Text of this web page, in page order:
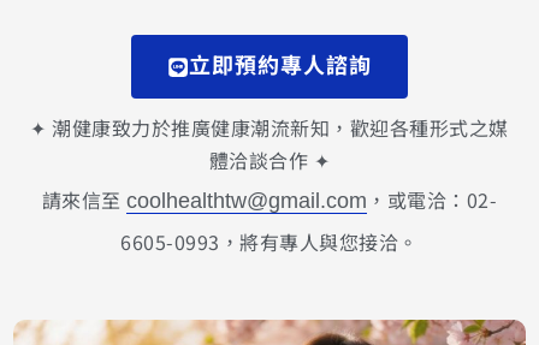
立即預約專人諮詢
✦ 潮健康致力於推廣健康潮流新知，歡迎各種形式之媒
體洽談合作 ✦
請來信至coolhealthtw@gmail.com ，或電洽：02-
6605-0993，將有專人與您接洽。